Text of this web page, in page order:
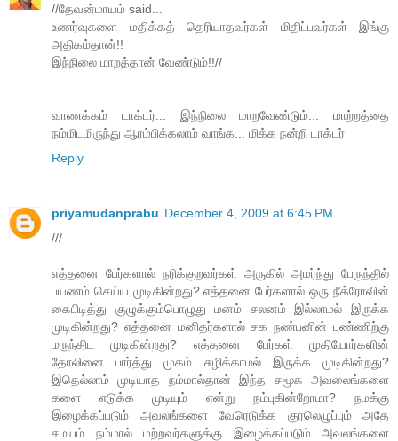
//தேவன்மாயம் said...
உணர்வுகளை மதிக்கத் தெரியாதவர்கள் மிதிப்பவர்கள் இங்கு
அதிகம்தான்!!
இந்நிலை மாறத்தான் வேண்டும்!!//
வாணக்கம் டாக்டர்... இந்நிலை மாறவேண்டும்... மாற்றத்தை
நம்மிடமிருந்து ஆரம்பிக்கலாம் வாங்க... மிக்க நன்றி டாக்டர்
Reply
priyamudanprabu December 4, 2009 at 6:45 PM
///
எத்தனை பேர்களால் நரிக்குறவர்கள் அருகில் அமர்ந்து பேருந்தில்
பயணம் செய்ய முடிகின்றது? எத்தனை பேர்களால் ஒரு நீக்ரோவின்
கைபிடித்து குழுக்கும்பொழுது மனம் சலனம் இல்லாமல் இருக்க
முடிகின்றது? எத்தனை மனிதர்களால் சக நண்பனின் புண்ணிற்கு
மருந்திட முடிகின்றது? எத்தனை பேர்கள் முதியோர்களின்
தோலினை பார்த்து முகம் சுழிக்காமல் இருக்க முடிகின்றது?
இதெல்லாம் முடியாத நம்மால்தான் இந்த சமூக அவலைங்களை
களை எடுக்க முடியும் என்று நம்புகின்றோமா? நமக்கு
இழைக்கப்படும் அவலங்களை வேரெடுக்க குரலெழுப்பும் அதே
சமயம் நம்மால் மற்றவர்களுக்கு இழைக்கப்படும் அவலங்களை